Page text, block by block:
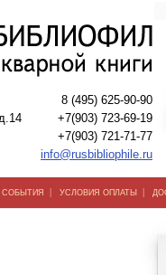
8 (495) 625-90-90
+7(903) 723-69-19
+7(903) 721-71-77
info@rusbibliophile.ru
СОБЫТИЯ | УСЛОВИЯ ОПЛАТЫ |